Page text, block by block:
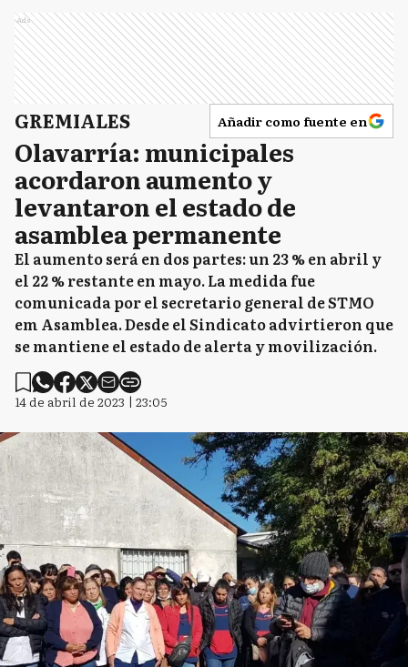
Ads
GREMIALES Añadir como fuente en
Olavarría: municipales
acordaron aumento y
levantaron el estado de
asamblea permanente
El aumento será en dos partes: un 23 % en abril y
el 22 % restante en mayo. La medida fue
comunicada por el secretario general de STMO
em Asamblea. Desde el Sindicato advirtieron que
se mantiene el estado de alerta y movilización.
14 de abril de 2023 | 23:05